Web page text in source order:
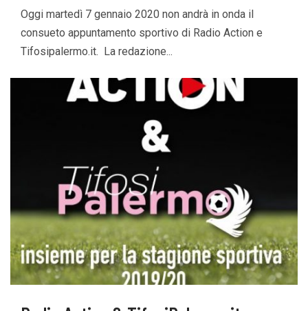
Oggi martedì 7 gennaio 2020 non andrà in onda il
consueto appuntamento sportivo di Radio Action e
Tifosipalermo.it. La redazione...